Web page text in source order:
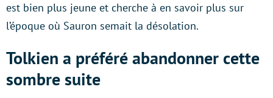
est bien plus jeune et cherche à en savoir plus sur
l’époque où Sauron semait la désolation.
Tolkien a préféré abandonner cette
sombre suite